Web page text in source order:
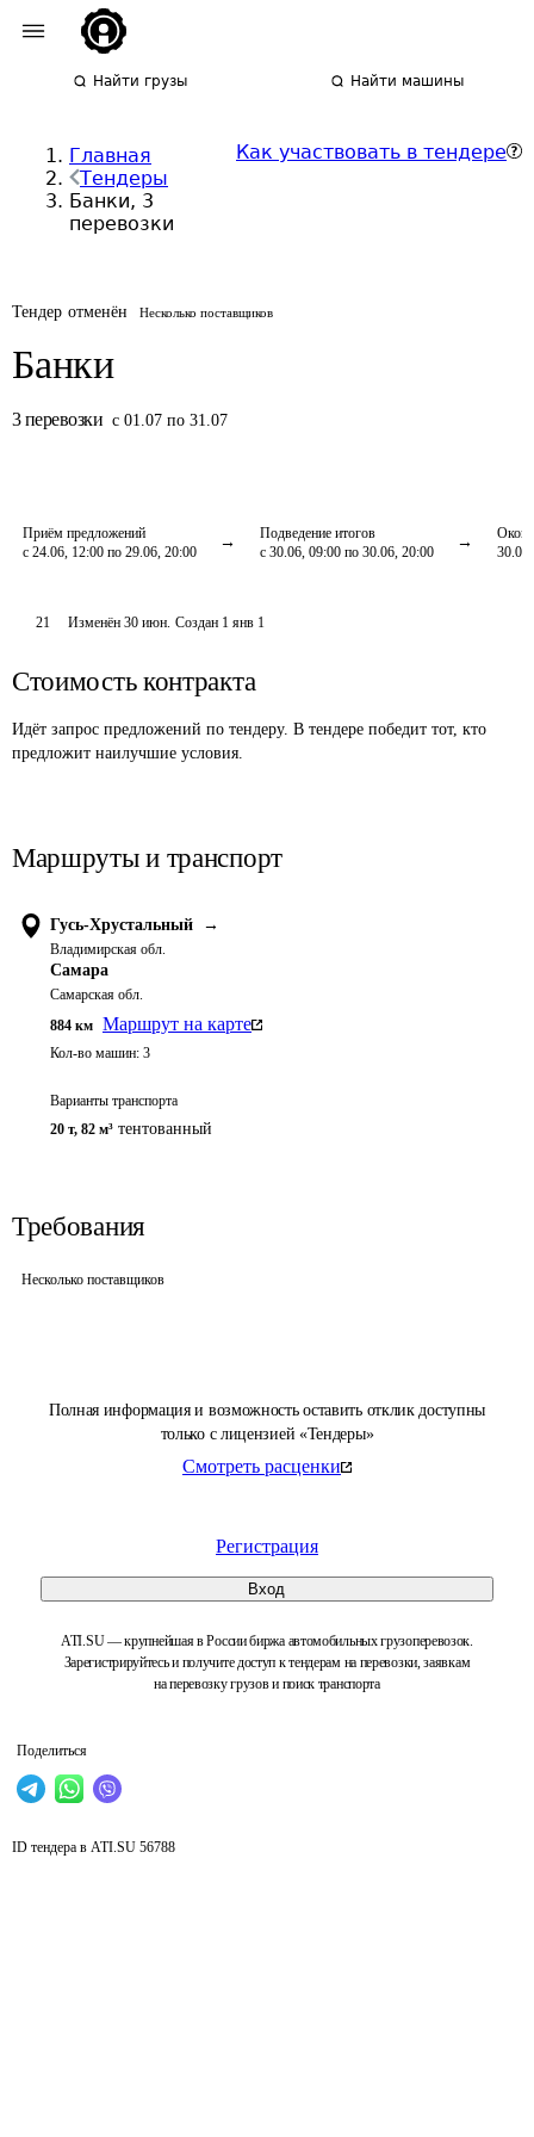
Найти грузы Найти машины
Главная
Тендеры
Банки, 3
перевозки
Как участвовать в тендере
Тендер отменён Несколько поставщиков
Банки
3 перевозки с 01.07 по 31.07
Приём предложений
с 24.06, 12:00 по 29.06, 20:00
Подведение итогов
с 30.06, 09:00 по 30.06, 20:00
Полная информация и возможность оставить отклик доступны
только с лицензией «Тендеры»
Смотреть расценки
Регистрация
Вход
ATI.SU — крупнейшая в России биржа автомобильных грузоперевозок.
Зарегистрируйтесь и получите доступ к тендерам на перевозки, заявкам
на перевозку грузов и поиск транспорта
Поделиться
21 Изменён30 июн. Создан 1 янв 1
Стоимость контракта
Идёт запрос предложений по тендеру. В тендере победит тот, кто
предложит наилучшие условия.
Маршруты и транспорт
Гусь-Хрустальный →
Владимирская обл.
Самара
Самарская обл.
884 км Маршрут на карте
Кол-во машин: 3
Варианты транспорта
20 т, 82 м³ тентованный
Требования
Несколько поставщиков
ID тендера в ATI.SU 56788